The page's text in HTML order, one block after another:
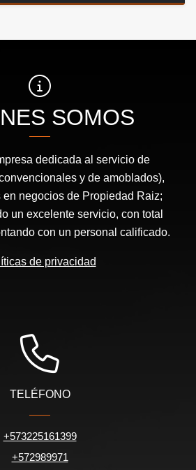
SOMOS
dedicada al servicio de
y de amoblados),
negocios de Propiedad Raiz;
un excelente servicio, con total
con un personal calificado.
de privacidad
TELÉFONO
+573225161399
+572989971